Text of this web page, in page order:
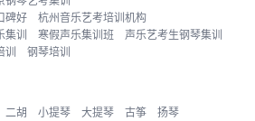
碑好
杭州音乐艺考培训机构
集训 寒假声乐集训班
声乐艺考生钢琴集训
训 钢琴培训
二胡 小提琴 大提琴 古筝 扬琴